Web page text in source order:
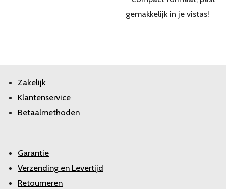
gemakkelijk in je vistas!
Zakelijk
Klantenservice
Betaalmethoden
Garantie
Verzending en Levertijd
Retourneren